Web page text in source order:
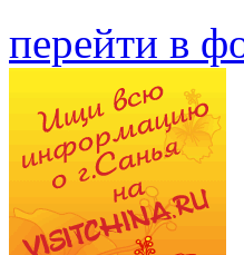
перейти в